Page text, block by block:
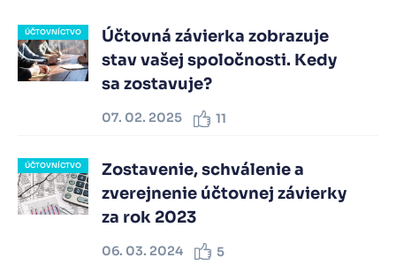
ÚČTOVNÍCTVO
Účtovná závierka zobrazuje
stav vašej spoločnosti. Kedy
sa zostavuje?
07. 02. 2025 11
ÚČTOVNÍCTVO
Zostavenie, schválenie a
zverejnenie účtovnej závierky
za rok 2023
06. 03. 2024 5